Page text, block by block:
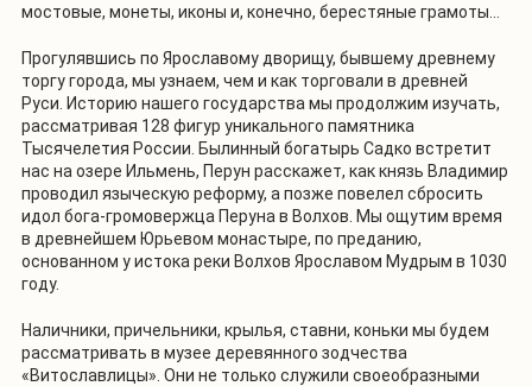
мостовые, монеты, иконы и, конечно, берестяные грамоты…
Прогулявшись по Ярославому дворищу, бывшему древнему
торгу города, мы узнаем, чем и как торговали в древней
Руси. Историю нашего государства мы продолжим изучать,
рассматривая 128 фигур уникального памятника
Тысячелетия России. Былинный богатырь Садко встретит
нас на озере Ильмень, Перун расскажет, как князь Владимир
проводил языческую реформу, а позже повелел сбросить
идол бога-громовержца Перуна в Волхов. Мы ощутим время
в древнейшем Юрьевом монастыре, по преданию,
основанном у истока реки Волхов Ярославом Мудрым в 1030
году.
Наличники, причельники, крылья, ставни, коньки мы будем
рассматривать в музее деревянного зодчества
«Витославлицы». Они не только служили своеобразными